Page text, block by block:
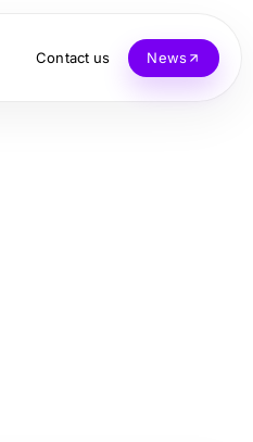
Contact us News